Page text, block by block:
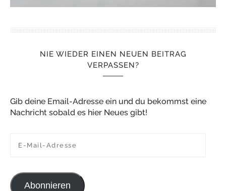
NIE WIEDER EINEN NEUEN BEITRAG
VERPASSEN?
Gib deine Email-Adresse ein und du bekommst eine
Nachricht sobald es hier Neues gibt!
Abonnieren